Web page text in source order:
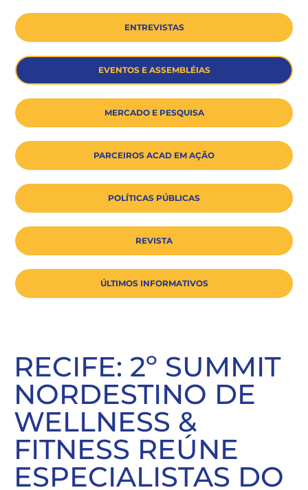
ENTREVISTAS
EVENTOS E ASSEMBLÉIAS
MERCADO E PESQUISA
PARCEIROS ACAD EM AÇÃO
POLÍTICAS PÚBLICAS
REVISTA
ÚLTIMOS INFORMATIVOS
RECIFE: 2º SUMMIT
NORDESTINO DE
WELLNESS &
FITNESS REÚNE
ESPECIALISTAS DO